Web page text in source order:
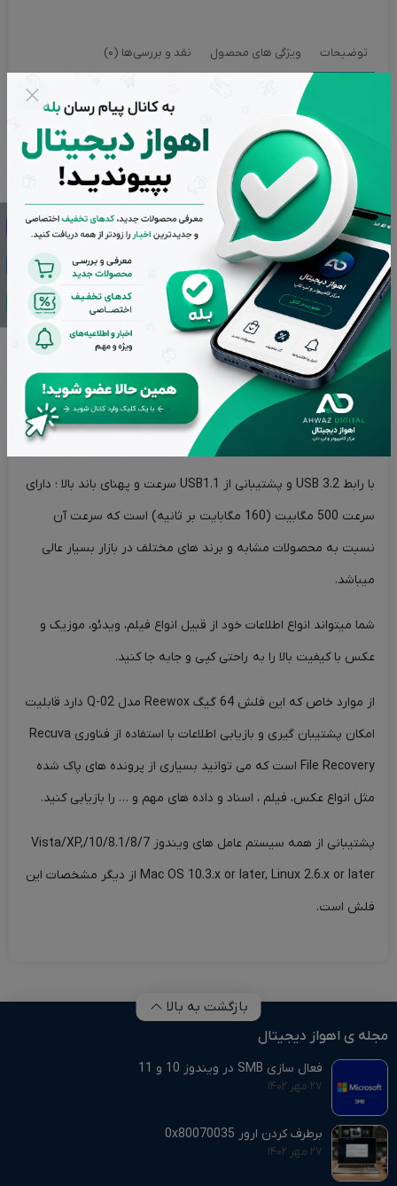
توضیحات ویژگی های محصول نقد و بررسی‌ها (0)
فلش مموری ریووکس مدل Q-02 ظرفیت 64 گیگابایت
فلش 64 گیگ Reewox مدل Q-02 با رابط USB 3.2 زیر مجموعه برند
لوتوس در ایران با ظاهری زیبا و رنگ شامپاینی، جهت ذخیره سازی و
انتقال اطلاعات، دیتا ها، فیلم، بازی، موسیقی و نرم افزار ها … دارد.
طراحی یک جایگاه برای اتصال به زنجیره یا بندآویز،جهت نصب به
دسته کلید، کیف یا گوشی ها ، راحتی در حمل و نقل را فراهم کرده
است.
جنس فلزی با مقاومت بالا در برابر آب، گرد و غبار ،لرزش و دمای
عملیاتی 0 ~ 70 درجه سانتی گراد از دیگر مزیت های این فلش درایور
برند ریواکس است.
با رابط USB 3.2 و پشتیبانی از USB1.1 سرعت و پهنای باند بالا ؛ دارای
سرعت 500 مگابیت (160 مگابایت بر ثانیه) است که سرعت آن
نسبت به محصولات مشابه و برند های مختلف در بازار بسیار عالی
میباشد.
شما میتواند انواع اطلاعات خود از قبیل انواع فیلم، ویدئو، موزیک و
عکس با کیفیت بالا را به راحتی کپی و جابه جا کنید.
از موارد خاص که این فلش 64 گیگ Reewox مدل Q-02 دارد قابلیت
امکان پشتیبان گیری و بازیابی اطلاعات با استفاده از فناوری Recuva
File Recovery است که می توانید بسیاری از پرونده های پاک شده
مثل انواع عکس، فیلم ، اسناد و داده های مهم و … را بازیابی کنید.
پشتیبانی از همه سیستم عامل های ویندوز 10/8.1/8/7/Vista/XP,
Mac OS 10.3.x or later, Linux 2.6.x or later از دیگر مشخصات این
فلش است.
بازگشت به بالا
مجله ی اهواز دیجیتال
فعال سازی SMB در ویندوز 10 و 11
۲۷ مهر ۱۴۰۲
برطرف کردن ارور 0x80070035
۲۷ مهر ۱۴۰۲